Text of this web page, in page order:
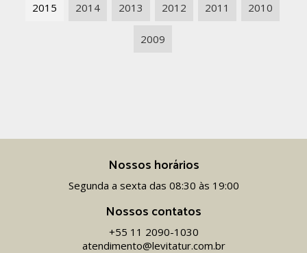
2015 2014 2013 2012 2011 2010
2009
Nossos horários
Segunda a sexta das 08:30 às 19:00
Nossos contatos
+55 11 2090-1030
atendimento@levitatur.com.br